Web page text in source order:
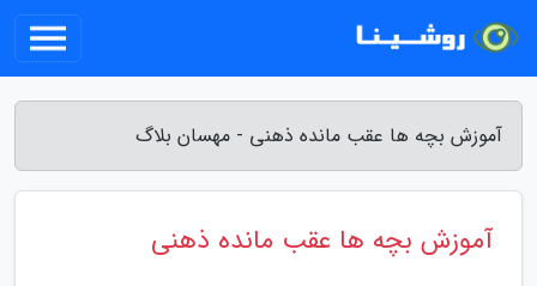
آموزش بچه ها عقب مانده ذهنی - مهسان بلاگ
آموزش بچه ها عقب مانده ذهنی